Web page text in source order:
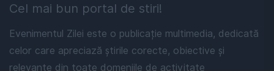
Cel mai bun portal de stiri!
Evenimentul Zilei este o publicație multimedia, dedicată
celor care apreciază știrile corecte, obiective și
relevante din toate domeniile de activitate